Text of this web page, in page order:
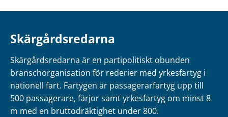
Skärgårdsredarna
Skärgårdsredarna är en partipolitiskt obunden
branschorganisation för rederier med yrkesfartyg i
nationell fart. Fartygen är passagerarfartyg upp till
500 passagerare, färjor samt yrkesfartyg om minst 8
m med en bruttodräktighet under 800.